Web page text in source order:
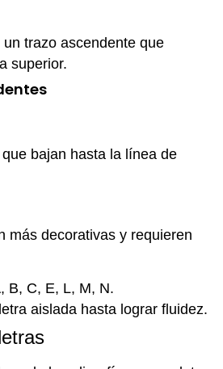
trazo ascendente que
superior.
bajan hasta la línea de
más decorativas y requieren
B, C, E, L, M, N.
aislada hasta lograr fluidez.